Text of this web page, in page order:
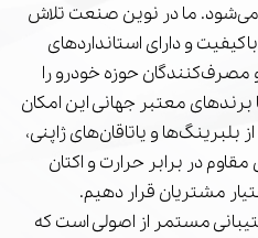
ما در نوین صنعت تلاش
و دارای استانداردهای
مصرف‌کنندگان حوزه خودرو را
معتبر جهانی این امکان
بلبرینگ‌ها و یاتاقان‌های ژاپنی،
در برابر حرارت و اکتان
مشتریان قرار دهیم.
مستمر از اصولی است که